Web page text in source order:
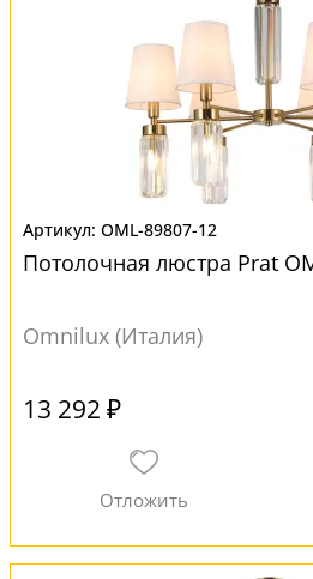
OML-89807-12
Потолочная люстра Prat
Omnilux (Италия)
13 292 ₽